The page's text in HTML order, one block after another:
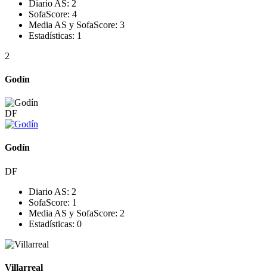
Diario AS: 2
SofaScore: 4
Media AS y SofaScore: 3
Estadísticas: 1
2
Godín
DF
Godín
DF
Diario AS: 2
SofaScore: 1
Media AS y SofaScore: 2
Estadísticas: 0
Villarreal